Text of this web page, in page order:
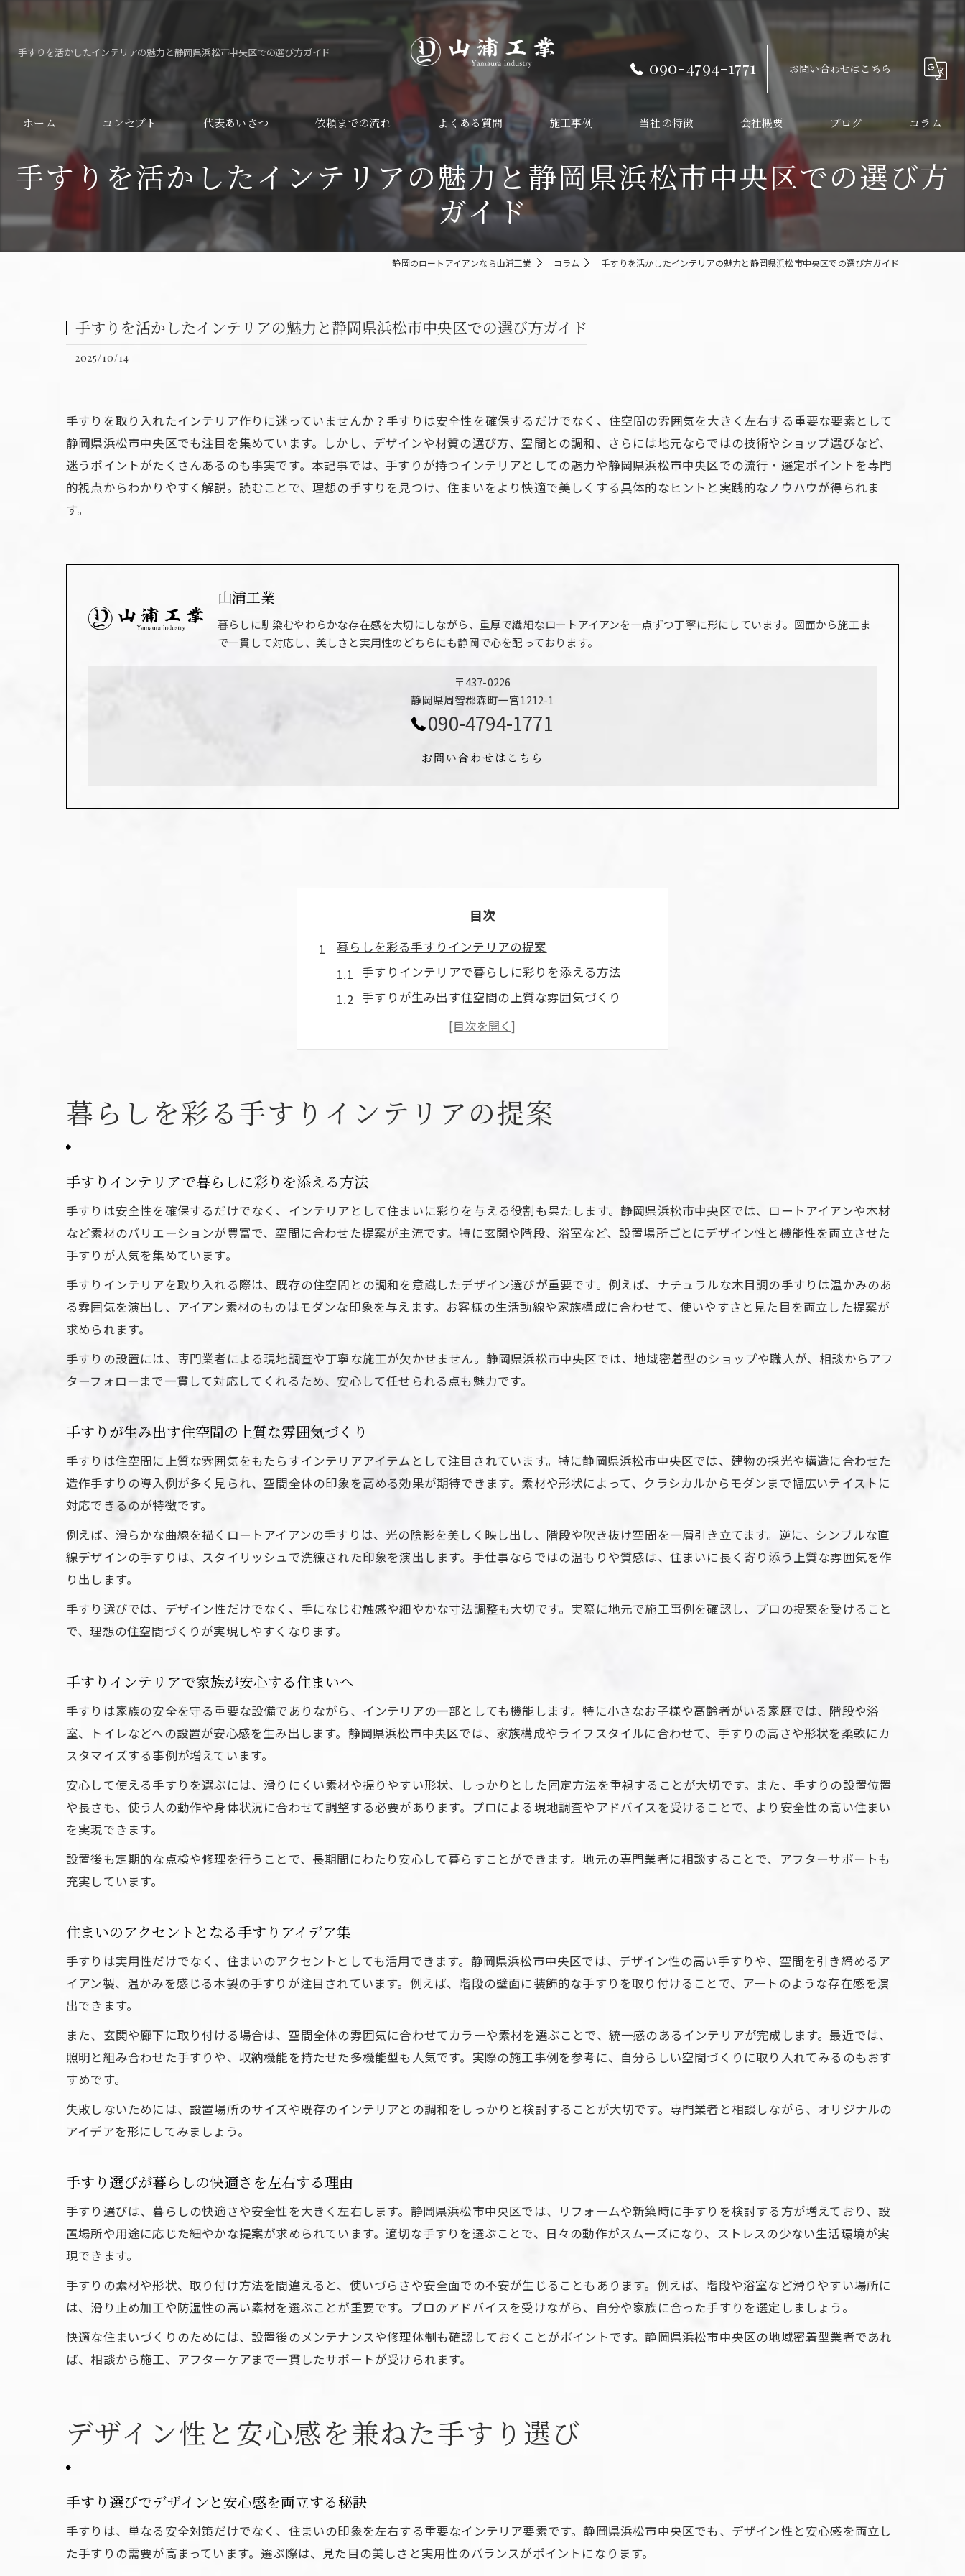
手すりを活かしたインテリアの魅力と静岡県浜松市中央区での選び方ガイド
090-4794-1771 お問い合わせはこちら
ホーム コンセプト 代表あいさつ 依頼までの流れ よくある質問 施工事例 当社の特徴
手すり
ガーデニング
会社概要 ブログ コラム
手すりを活かしたインテリアの魅力と静岡県浜松市中央区での選び方
ガイド
静岡のロートアイアンなら山浦工業 コラム 手すりを活かしたインテリアの魅力と静岡県浜松市中央区での選び方ガイド
手すりを活かしたインテリアの魅力と静岡県浜松市中央区での選び方ガイド
2025/10/14
手すりを取り入れたインテリア作りに迷っていませんか？手すりは安全性を確保するだけでなく、住空間の雰囲気を大きく左右する重要な要素として
静岡県浜松市中央区でも注目を集めています。しかし、デザインや材質の選び方、空間との調和、さらには地元ならではの技術やショップ選びなど、
迷うポイントがたくさんあるのも事実です。本記事では、手すりが持つインテリアとしての魅力や静岡県浜松市中央区での流行・選定ポイントを専門
的視点からわかりやすく解説。読むことで、理想の手すりを見つけ、住まいをより快適で美しくする具体的なヒントと実践的なノウハウが得られま
す。
山浦工業
暮らしに馴染むやわらかな存在感を大切にしながら、重厚で繊細なロートアイアンを一点ずつ丁寧に形にしています。図面から施工ま
で一貫して対応し、美しさと実用性のどちらにも静岡で心を配っております。
〒437-0226
静岡県周智郡森町一宮1212-1
090-4794-1771
お問い合わせはこちら
目次
暮らしを彩る手すりインテリアの提案
手すりインテリアで暮らしに彩りを添える方法
手すりが生み出す住空間の上質な雰囲気づくり
手すりインテリアで家族が安心する住まいへ
住まいのアクセントとなる手すりアイデア集
デザイン性と安心感を兼ねた手すり選び
手すり選びでデザインと安心感を両立する秘訣
手すりの材質がインテリアに与える影響を解説
手すり設置で得られる安心感とそのメリット
地元で注目される手すりインテリア施工の特徴
手すりの取り付けポイントと失敗しない方法
信頼できる施工技術で安心の手すり空間へ
手すりで住まいの個性を演出する工夫とコツ
オリジナル手すりが引き出す家の魅力
手すりをアクセントにしたコーディネート術
手すりが変える空間づくりの秘訣を解説
手すりがもたらす快適な動線と安全性の工夫
調和する手すりインテリアの魅力再発見
手すりインテリアで叶える統一感ある住まい
手すりがもたらすインテリアの調和と安心感
違和感を感じさせない手すりの配置アイデア
暮らしを彩る手すりインテリアの提案
手すりインテリアで暮らしに彩りを添える方法
手すりは安全性を確保するだけでなく、インテリアとして住まいに彩りを与える役割も果たします。静岡県浜松市中央区では、ロートアイアンや木材
など素材のバリエーションが豊富で、空間に合わせた提案が主流です。特に玄関や階段、浴室など、設置場所ごとにデザイン性と機能性を両立させた
手すりが人気を集めています。
手すりインテリアを取り入れる際は、既存の住空間との調和を意識したデザイン選びが重要です。例えば、ナチュラルな木目調の手すりは温かみのあ
る雰囲気を演出し、アイアン素材のものはモダンな印象を与えます。お客様の生活動線や家族構成に合わせて、使いやすさと見た目を両立した提案が
求められます。
手すりの設置には、専門業者による現地調査や丁寧な施工が欠かせません。静岡県浜松市中央区では、地域密着型のショップや職人が、相談からアフ
ターフォローまで一貫して対応してくれるため、安心して任せられる点も魅力です。
手すりが生み出す住空間の上質な雰囲気づくり
手すりは住空間に上質な雰囲気をもたらすインテリアアイテムとして注目されています。特に静岡県浜松市中央区では、建物の採光や構造に合わせた
造作手すりの導入例が多く見られ、空間全体の印象を高める効果が期待できます。素材や形状によって、クラシカルからモダンまで幅広いテイストに
対応できるのが特徴です。
例えば、滑らかな曲線を描くロートアイアンの手すりは、光の陰影を美しく映し出し、階段や吹き抜け空間を一層引き立てます。逆に、シンプルな直
線デザインの手すりは、スタイリッシュで洗練された印象を演出します。手仕事ならではの温もりや質感は、住まいに長く寄り添う上質な雰囲気を作
り出します。
手すり選びでは、デザイン性だけでなく、手になじむ触感や細やかな寸法調整も大切です。実際に地元で施工事例を確認し、プロの提案を受けること
で、理想の住空間づくりが実現しやすくなります。
手すりインテリアで家族が安心する住まいへ
手すりは家族の安全を守る重要な設備でありながら、インテリアの一部としても機能します。特に小さなお子様や高齢者がいる家庭では、階段や浴
室、トイレなどへの設置が安心感を生み出します。静岡県浜松市中央区では、家族構成やライフスタイルに合わせて、手すりの高さや形状を柔軟にカ
スタマイズする事例が増えています。
安心して使える手すりを選ぶには、滑りにくい素材や握りやすい形状、しっかりとした固定方法を重視することが大切です。また、手すりの設置位置
や長さも、使う人の動作や身体状況に合わせて調整する必要があります。プロによる現地調査やアドバイスを受けることで、より安全性の高い住まい
を実現できます。
設置後も定期的な点検や修理を行うことで、長期間にわたり安心して暮らすことができます。地元の専門業者に相談することで、アフターサポートも
充実しています。
住まいのアクセントとなる手すりアイデア集
手すりは実用性だけでなく、住まいのアクセントとしても活用できます。静岡県浜松市中央区では、デザイン性の高い手すりや、空間を引き締めるア
イアン製、温かみを感じる木製の手すりが注目されています。例えば、階段の壁面に装飾的な手すりを取り付けることで、アートのような存在感を演
出できます。
また、玄関や廊下に取り付ける場合は、空間全体の雰囲気に合わせてカラーや素材を選ぶことで、統一感のあるインテリアが完成します。最近では、
照明と組み合わせた手すりや、収納機能を持たせた多機能型も人気です。実際の施工事例を参考に、自分らしい空間づくりに取り入れてみるのもおす
すめです。
失敗しないためには、設置場所のサイズや既存のインテリアとの調和をしっかりと検討することが大切です。専門業者と相談しながら、オリジナルの
アイデアを形にしてみましょう。
手すり選びが暮らしの快適さを左右する理由
手すり選びは、暮らしの快適さや安全性を大きく左右します。静岡県浜松市中央区では、リフォームや新築時に手すりを検討する方が増えており、設
置場所や用途に応じた細やかな提案が求められています。適切な手すりを選ぶことで、日々の動作がスムーズになり、ストレスの少ない生活環境が実
現できます。
手すりの素材や形状、取り付け方法を間違えると、使いづらさや安全面での不安が生じることもあります。例えば、階段や浴室など滑りやすい場所に
は、滑り止め加工や防湿性の高い素材を選ぶことが重要です。プロのアドバイスを受けながら、自分や家族に合った手すりを選定しましょう。
快適な住まいづくりのためには、設置後のメンテナンスや修理体制も確認しておくことがポイントです。静岡県浜松市中央区の地域密着型業者であれ
ば、相談から施工、アフターケアまで一貫したサポートが受けられます。
デザイン性と安心感を兼ねた手すり選び
手すり選びでデザインと安心感を両立する秘訣
手すりは、単なる安全対策だけでなく、住まいの印象を左右する重要なインテリア要素です。静岡県浜松市中央区でも、デザイン性と安心感を両立し
た手すりの需要が高まっています。選ぶ際は、見た目の美しさと実用性のバランスがポイントになります。
お気軽にお問い合わせください
お気軽にお問い合わせください